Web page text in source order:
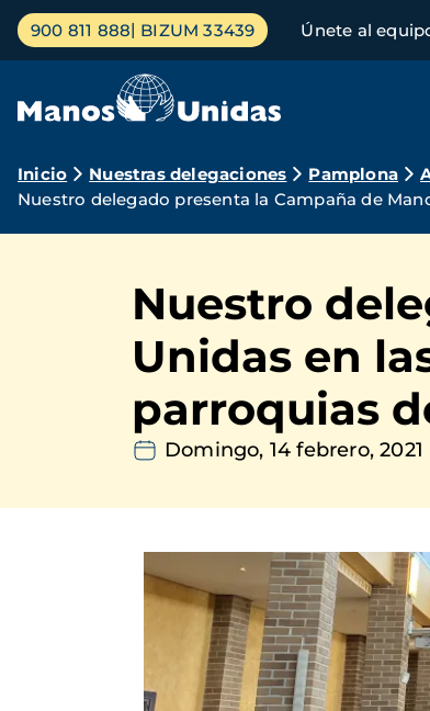
Pasar
contenido
Menú
principal
900 811 888 BIZUM 33439 Únete al
Ruta
de
Inicio Nuestras delegaciones Pamplona
Nuestro delegado presenta la Campaña de
Nuestro
Unidas en
parroquias
Domingo, 14 febrero, 2021